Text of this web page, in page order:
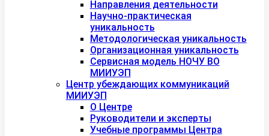
Направления деятельности
Научно-практическая
уникальность
Методологическая уникальность
Организационная уникальность
Сервисная модель НОЧУ ВО
МИИУЭП
Центр убеждающих коммуникаций
МИИУЭП
О Центре
Руководители и эксперты
Учебные программы Центра